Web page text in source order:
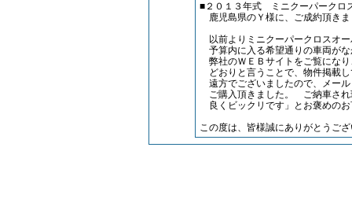
■２０１３年式 ミニクーパークロ
鹿児島県のＹ様に、ご成約頂きま
以前よりミニクーパークロスオ
予算内に入る希望通りの車両が
弊社のＷＥＢサイトをご覧にな
どおりと言うことで、物件掲載
遠方でございましたので、メー
ご購入頂きました。 ご納車され
良くビックリです」とお褒めの
この度は、皆様誠にありがとうご